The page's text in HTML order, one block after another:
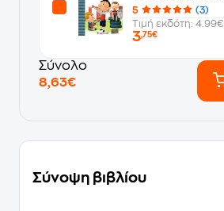
5
(3)
Τιμή εκδότη: 4.99€
3,75€
Σύνολο
8,63€
Σύνοψη βιβλίου